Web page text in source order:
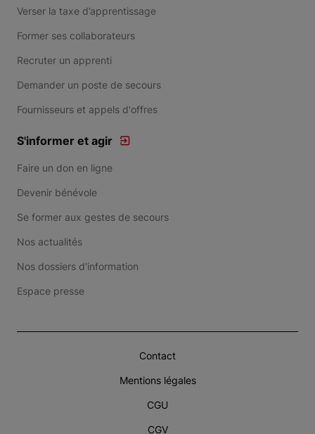
Verser la taxe d’apprentissage
Former ses collaborateurs
Recruter un apprenti
Demander un poste de secours
Fournisseurs et appels d'offres
S'informer et agir
Faire un don en ligne
Devenir bénévole
Se former aux gestes de secours
Nos actualités
Nos dossiers d'information
Espace presse
Contact
Mentions légales
CGU
CGV